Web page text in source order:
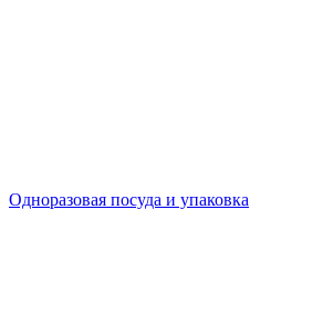
Одноразовая посуда и упаковка